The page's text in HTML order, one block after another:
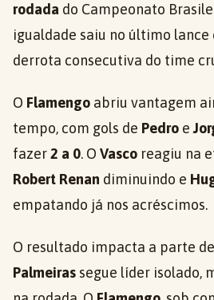
rodada do Campeonato
igualdade saiu no último lance
derrota consecutiva do time
O Flamengo abriu vantagem
tempo, com gols de Pedro e
fazer2 a 0. O Vasco reagiu na
Robert Renan diminuindo e
empatando já nos acréscimos.
O resultado impacta a parte
Palmeiras segue líder isolado,